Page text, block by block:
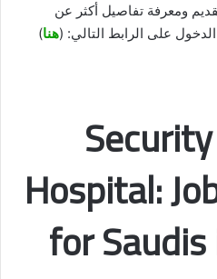
ومعرفة تفاصيل أكثر عن
على الرابط التالي: (هنا)
Hospital:
for